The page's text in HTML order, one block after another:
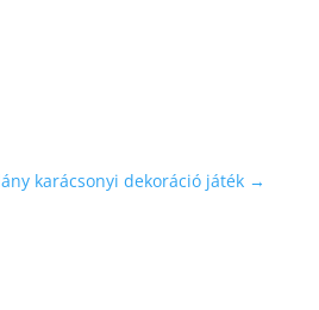
karácsonyi dekoráció játék →